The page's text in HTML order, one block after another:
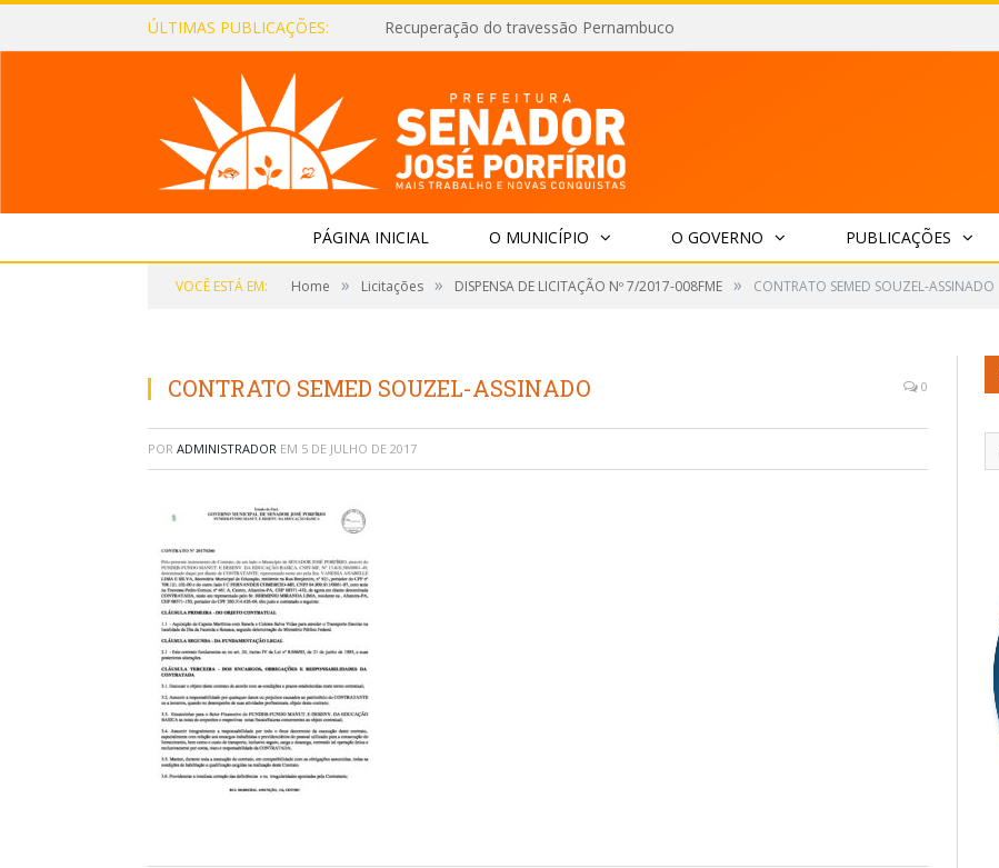
ÚLTIMAS PUBLICAÇÕES: Recuperação do travessão Pernambuco
PÁGINA INICIAL O MUNICÍPIO O GOVERNO PUBLICAÇÕES
VOCÊ ESTÁ EM: Home » Licitações » DISPENSA DE LICITAÇÃO Nº 7/2017-008FME » CONTRATO SEMED SOUZEL-ASSINADO
CONTRATO SEMED SOUZEL-ASSINADO 0
POR ADMINISTRADOR EM 5 DE JULHO DE 2017